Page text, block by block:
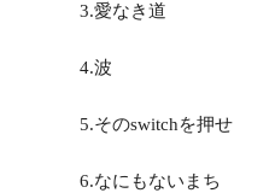
3.愛なき道
4.波
5.そのswitchを押せ
6.なにもないまち